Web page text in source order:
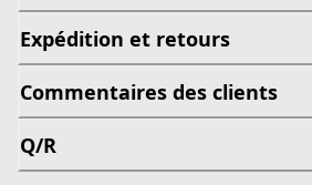
Expédition et retours
Commentaires des clients
Q/R